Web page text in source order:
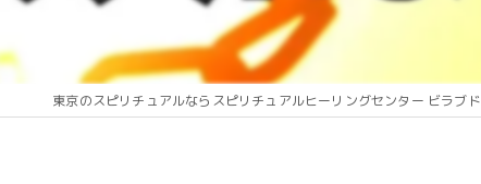
東京のスピリチュアルならスピリチュアルヒーリングセンター ビラブド